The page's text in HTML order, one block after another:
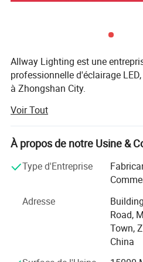
Allway Lighting est une
professionnelle d'éclairage
à Zhongshan City.
Avec le développement de la
la montée des exigences LED.
fondée en 2006, qui fournit les
plus professionnelles pour les
résidentiels.
Afin de fournir des produits
temps opportun et de
nos capacités de marque.
équipement de test
contrôle qualité strict pour
Voir Tout
À propos de notre Usine &
Type d'Entreprise
Adresse
Road,
Town,
China